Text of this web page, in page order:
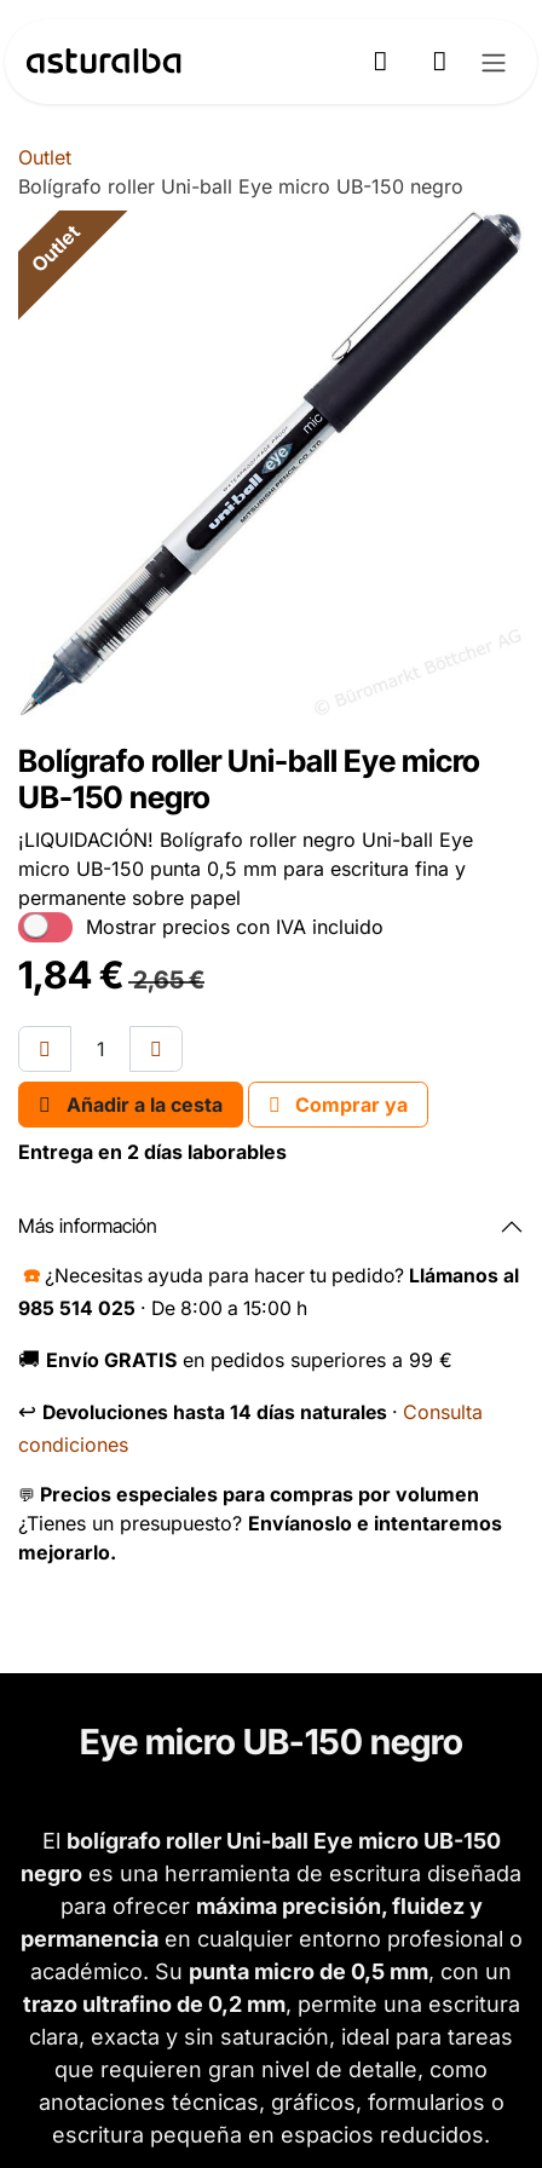
Outlet
Bolígrafo roller Uni-ball Eye micro UB-150 negro
Outlet
Bolígrafo roller Uni-ball Eye micro
UB-150 negro
¡LIQUIDACIÓN! Bolígrafo roller negro Uni-ball Eye
micro UB-150 punta 0,5 mm para escritura fina y
permanente sobre papel
Mostrar precios con IVA incluido
1,84€ 2,65€
Añadir a la cesta
Comprar ya
Entrega en 2 días laborables
Más información
☎️ ¿Necesitas ayuda para hacer tu pedido? Llámanos al
985 514 025 · De 8:00 a 15:00 h
🚚 Envío GRATIS en pedidos superiores a 99 €
↩️ Devoluciones hasta 14 días naturales · Consulta
condiciones
💬 Precios especiales para compras por volumen
¿Tienes un presupuesto? Envíanoslo e intentaremos
mejorarlo.
Eye micro UB-150 negro
El bolígrafo roller Uni-ball Eye micro UB-150
negro es una herramienta de escritura diseñada
para ofrecer máxima precisión, fluidez y
permanenciaen cualquier entorno profesional o
académico. Su punta micro de 0,5 mm, con un
trazo ultrafino de 0,2 mm, permite una escritura
clara, exacta y sin saturación, ideal para tareas
que requieren gran nivel de detalle, como
anotaciones técnicas, gráficos, formularios o
escritura pequeña en espacios reducidos.